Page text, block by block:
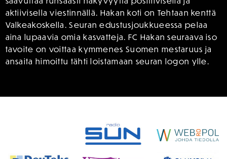
aktiivisella viestinnällä. Hakan koti on Tehtaan kenttä
Valkeakoskella. Seuran edustusjoukkueessa pelaa
aina lupaavia omia kasvatteja. FC Hakan seuraava iso
tavoite on voittaa kymmenes Suomen mestaruus ja
ansaita himoittu tähti loistamaan seuran logon ylle.